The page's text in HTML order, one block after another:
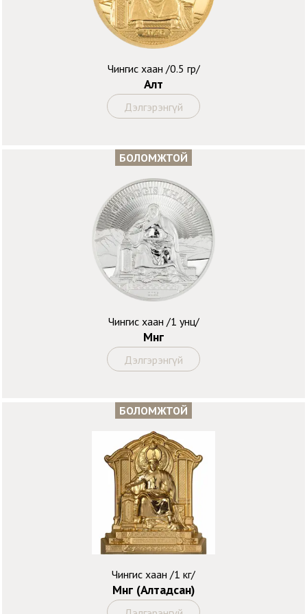
Чингис хаан /0.5 гр/
Алт
Дэлгэрэнгүй
БОЛОМЖТОЙ
Чингис хаан /1 унц/
Мөнгө
Дэлгэрэнгүй
БОЛОМЖТОЙ
Чингис хаан /1 кг/
Мөнгө (Алтадсан)